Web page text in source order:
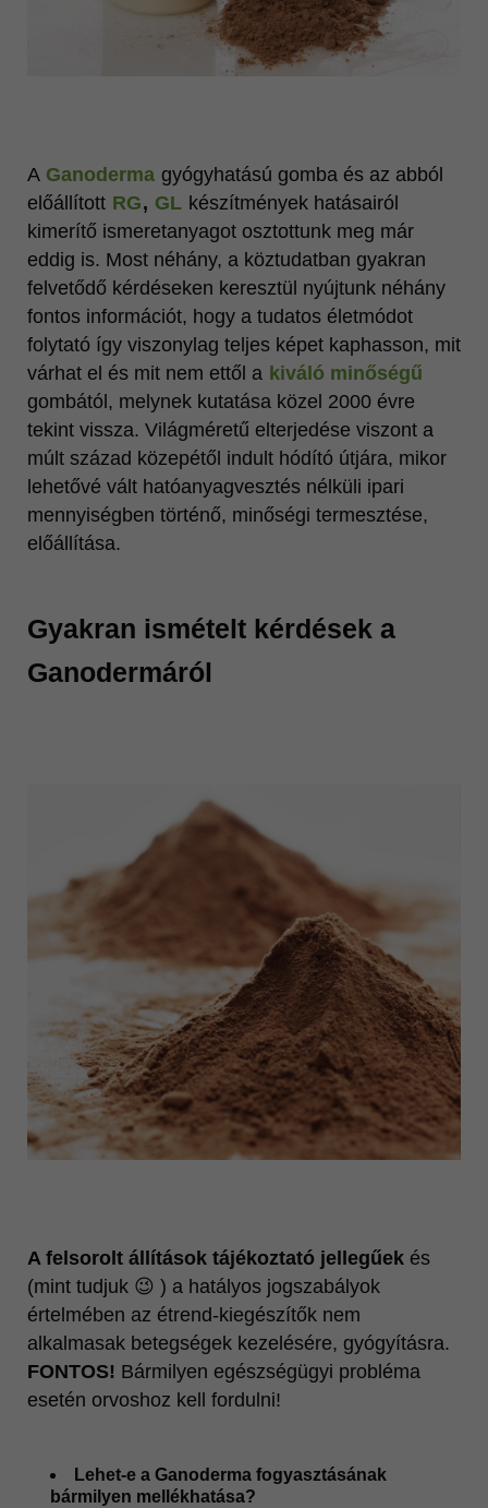
A Ganoderma gyógyhatású gomba és az abból
előállított RG, GL készítmények hatásairól
kimerítő ismeretanyagot osztottunk meg már
eddig is. Most néhány, a köztudatban gyakran
felvetődő kérdéseken keresztül nyújtunk néhány
fontos információt, hogy a tudatos életmódot
folytató így viszonylag teljes képet kaphasson, mit
várhat el és mit nem ettől a kiváló minőségű
gombától, melynek kutatása közel 2000 évre
tekint vissza. Világméretű elterjedése viszont a
múlt század közepétől indult hódító útjára, mikor
lehetővé vált hatóanyagvesztés nélküli ipari
mennyiségben történő, minőségi termesztése,
előállítása.
Gyakran ismételt kérdések a
Ganodermáról
A felsorolt állítások tájékoztató jellegűek és
(mint tudjuk 😉 ) a hatályos jogszabályok
értelmében az étrend-kiegészítők nem
alkalmasak betegségek kezelésére, gyógyításra.
FONTOS! Bármilyen egészségügyi probléma
esetén orvoshoz kell fordulni!
Lehet-e a Ganoderma fogyasztásának
bármilyen mellékhatása?